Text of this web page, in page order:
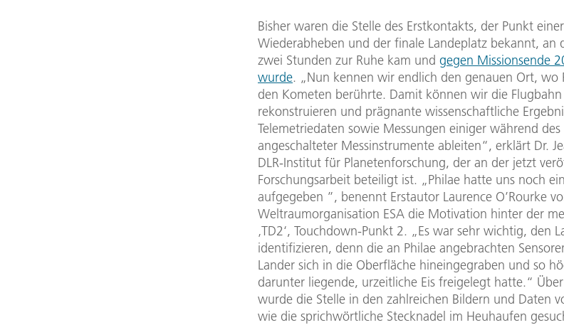
Bisher waren die Stelle des Erstkontakts, der Punkt
Wiederabheben und der finale Landeplatz bekannt, an
zwei Stunden zur Ruhe kam und gegen Missionsende
wurde. „Nun kennen wir endlich den genauen Ort, wo
den Kometen berührte. Damit können wir die Flugbahn
rekonstruieren und prägnante wissenschaftliche
Telemetriedaten sowie Messungen einiger während
angeschalteter Messinstrumente ableiten“, erklärt Dr.
DLR-Institut für Planetenforschung, der an der jetzt
Forschungsarbeit beteiligt ist. „Philae hatte uns noch
aufgegeben ”, benennt Erstautor Laurence O’Rourke
Weltraumorganisation ESA die Motivation hinter der
‚TD2‘, Touchdown-Punkt 2. „Es war sehr wichtig, den
identifizieren, denn die an Philae angebrachten
Lander sich in die Oberfläche hineingegraben und so
darunter liegende, urzeitliche Eis freigelegt hatte.“
wurde die Stelle in den zahlreichen Bildern und Daten
wie die sprichwörtliche Stecknadel im Heuhaufen